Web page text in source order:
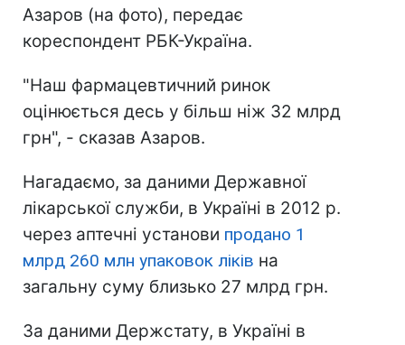
Азаров (на фото), передає
кореспондент РБК-Україна.
"Наш фармацевтичний ринок
оцінюється десь у більш ніж 32 млрд
грн", - сказав Азаров.
Нагадаємо, за даними Державної
лікарської служби, в Україні в 2012 р.
через аптечні установи продано 1
млрд 260 млн упаковок ліків на
загальну суму близько 27 млрд грн.
За даними Держстату, в Україні в